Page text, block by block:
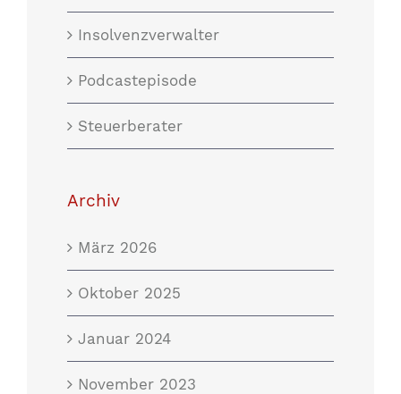
Insolvenzverwalter
Podcastepisode
Steuerberater
Archiv
März 2026
Oktober 2025
Januar 2024
November 2023